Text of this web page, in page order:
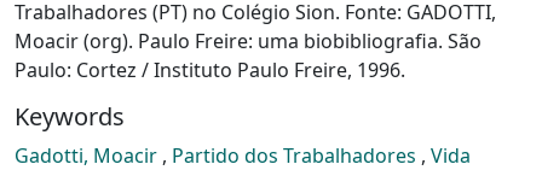
Trabalhadores (PT) no Colégio Sion. Fonte: GADOTTI,
Moacir (org). Paulo Freire: uma biobibliografia. São
Paulo: Cortez / Instituto Paulo Freire, 1996.
Keywords
Gadotti, Moacir , Partido dos Trabalhadores , Vida